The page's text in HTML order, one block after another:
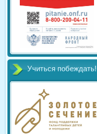
Учиться побеждать!